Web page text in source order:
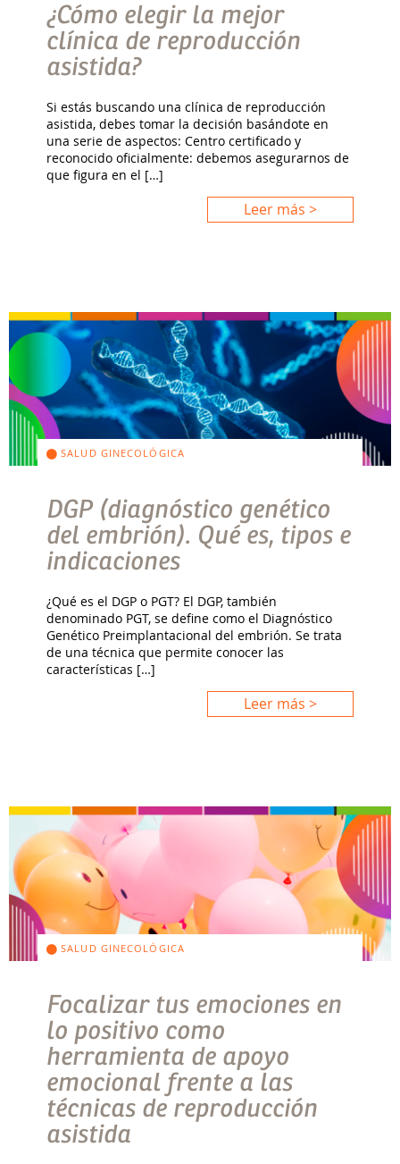
¿Cómo elegir la mejor
clínica de reproducción
asistida?
Si estás buscando una clínica de reproducción
asistida, debes tomar la decisión basándote en
una serie de aspectos: Centro certificado y
reconocido oficialmente: debemos asegurarnos de
que figura en el […]
Leer más >
SALUD GINECOLÓGICA
DGP (diagnóstico genético
del embrión). Qué es, tipos e
indicaciones
¿Qué es el DGP o PGT? El DGP, también
denominado PGT, se define como el Diagnóstico
Genético Preimplantacional del embrión. Se trata
de una técnica que permite conocer las
características […]
Leer más >
SALUD GINECOLÓGICA
Focalizar tus emociones en
lo positivo como
herramienta de apoyo
emocional frente a las
técnicas de reproducción
asistida